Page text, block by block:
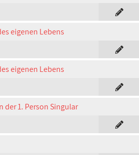
eigenen Lebens
eigenen Lebens
der 1. Person Singular